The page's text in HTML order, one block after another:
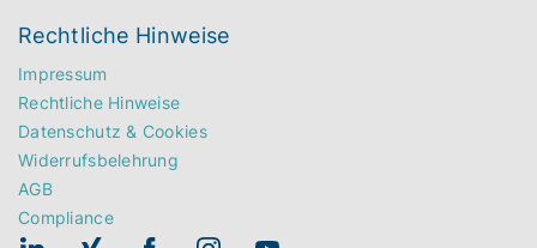
Rechtliche Hinweise
Impressum
Rechtliche Hinweise
Datenschutz & Cookies
Widerrufsbelehrung
AGB
Compliance